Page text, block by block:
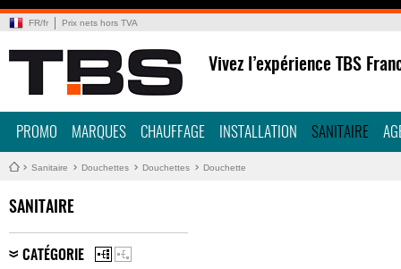
FR/fr Prix nets hors TVA
Vivez l’expérience TBS
PROMO MARQUES CHAUFFAGE INSTALLATION SANITAIRE
Sanitaire Douchettes Douchettes Douchette
SANITAIRE
CATÉGORIE